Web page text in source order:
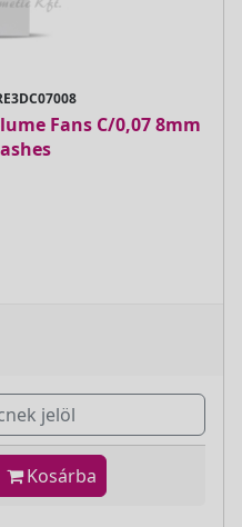
Fans C/0,07 8mm
jelöl
Kosárba